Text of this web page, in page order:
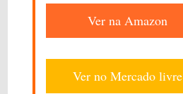
Ver na Amazon
Ver no Mercado livre